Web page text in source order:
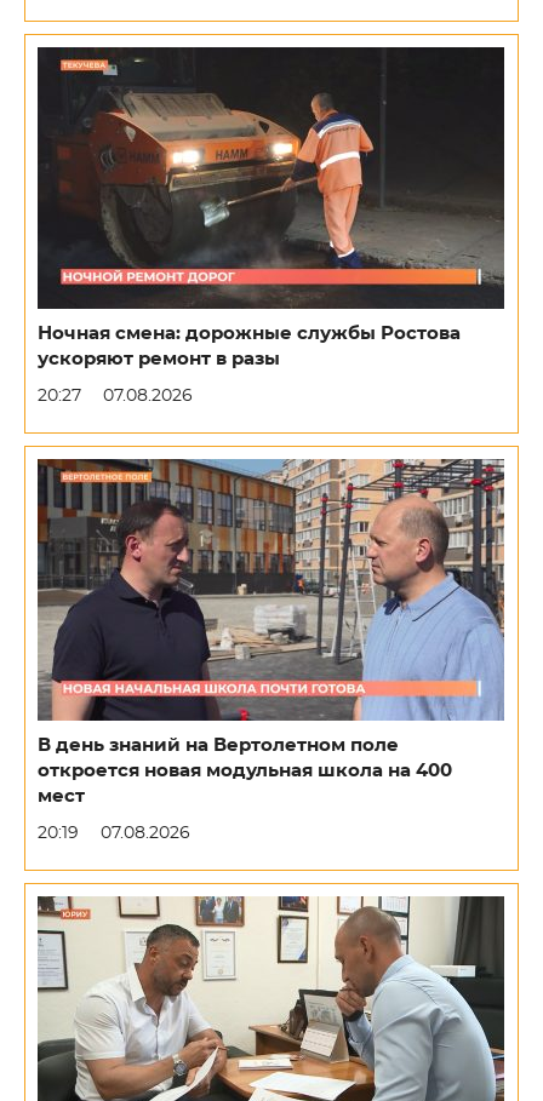
Ночная смена: дорожные службы Ростова
ускоряют ремонт в разы
20:27 07.08.2026
В день знаний на Вертолетном поле
откроется новая модульная школа на 400
мест
20:19 07.08.2026